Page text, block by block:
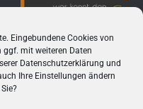
Eingebundene Cookies von
mit weiteren Daten
Datenschutzerklärung und
Ihre Einstellungen ändern